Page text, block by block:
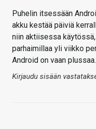
Puhelin itsessään
akku kestää päiviä
niin aktiisessa
parhaimillaa yli viikko
Android on vaan plussaa.
Kirjaudu sisään